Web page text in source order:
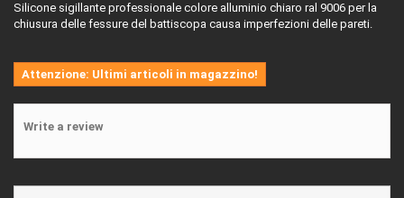
Silicone sigillante professionale colore alluminio chiaro ral 9006 per la
chiusura delle fessure del battiscopa causa imperfezioni delle pareti.
Attenzione: Ultimi articoli in magazzino!
Write a review